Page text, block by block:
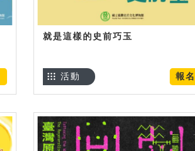
就是這樣的史前巧玉
報名
活動